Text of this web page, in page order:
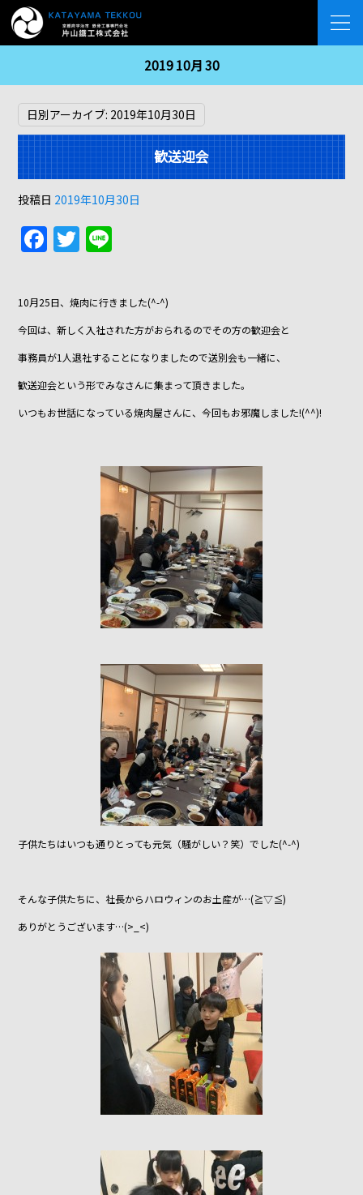
2019 10月 30
日別アーカイブ: 2019年10月30日
歓送迎会
投稿日 2019年10月30日
F
a
c
e
b
o
o
k
T
w
itt
er
e
10月25日、焼肉に行きました(^-^)
今回は、新しく入社された方がおられるのでその方の歓迎会と
事務員が1人退社することになりましたので送別会も一緒に、
歓送迎会という形でみなさんに集まって頂きました。
いつもお世話になっている焼肉屋さんに、今回もお邪魔しました!(^^)!
子供たちはいつも通りとっても元気（騒がしい？笑）でした(^-^)
そんな子供たちに、社長からハロウィンのお土産が…(≧▽≦)
ありがとうございます…(>_<)